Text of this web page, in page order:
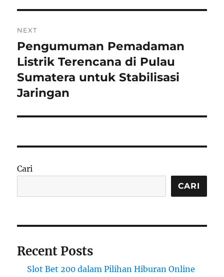
NEXT
Next
post:
Pengumuman Pemadaman
Listrik Terencana di Pulau
Sumatera untuk Stabilisasi
Jaringan
Cari
CARI
Recent Posts
Slot Bet 200 dalam Pilihan Hiburan Online